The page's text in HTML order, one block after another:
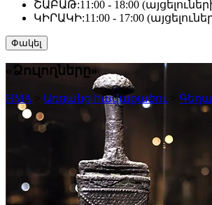
ՇԱԲԱԹ:11:00 - 18:00
ԿԻՐԱԿԻ:11:00 - 17:00
Փակել
«Ձուլողները»
HMA Առցանց հավաքածու